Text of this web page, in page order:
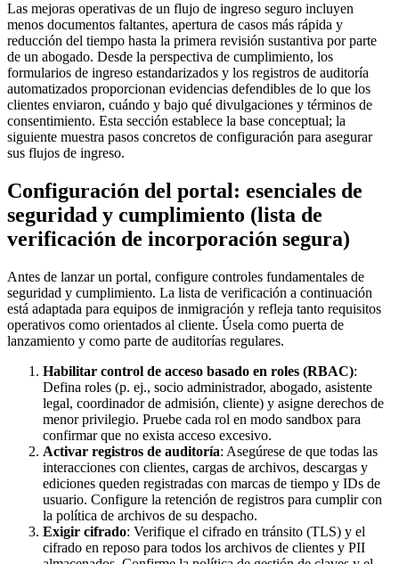
Las mejoras operativas de un flujo de ingreso seguro incluyen
menos documentos faltantes, apertura de casos más rápida y
reducción del tiempo hasta la primera revisión sustantiva por parte
de un abogado. Desde la perspectiva de cumplimiento, los
formularios de ingreso estandarizados y los registros de auditoría
automatizados proporcionan evidencias defendibles de lo que los
clientes enviaron, cuándo y bajo qué divulgaciones y términos de
consentimiento. Esta sección establece la base conceptual; la
siguiente muestra pasos concretos de configuración para asegurar
sus flujos de ingreso.
Configuración del portal: esenciales de
seguridad y cumplimiento (lista de
verificación de incorporación segura)
Antes de lanzar un portal, configure controles fundamentales de
seguridad y cumplimiento. La lista de verificación a continuación
está adaptada para equipos de inmigración y refleja tanto requisitos
operativos como orientados al cliente. Úsela como puerta de
lanzamiento y como parte de auditorías regulares.
Habilitar control de acceso basado en roles (RBAC):
Defina roles (p. ej., socio administrador, abogado, asistente
legal, coordinador de admisión, cliente) y asigne derechos de
menor privilegio. Pruebe cada rol en modo sandbox para
confirmar que no exista acceso excesivo.
Activar registros de auditoría: Asegúrese de que todas las
interacciones con clientes, cargas de archivos, descargas y
ediciones queden registradas con marcas de tiempo y IDs de
usuario. Configure la retención de registros para cumplir con
la política de archivos de su despacho.
Exigir cifrado: Verifique el cifrado en tránsito (TLS) y el
cifrado en reposo para todos los archivos de clientes y PII